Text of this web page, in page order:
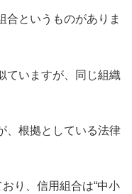
合というものがありま
ていますが、同じ組織
、根拠としている法律
り、信用組合は“中小